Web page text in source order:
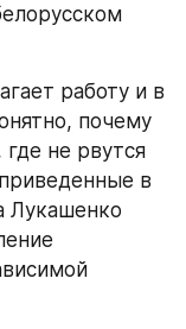
работу и в
почему
не рвутся
в
Лукашенко